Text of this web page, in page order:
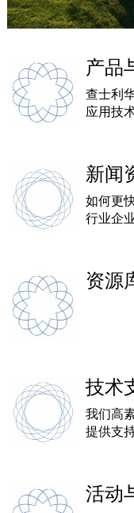
产品
查士利
应用技
新闻
如何更
行业企
资源
技术
我们高
提供支
活动